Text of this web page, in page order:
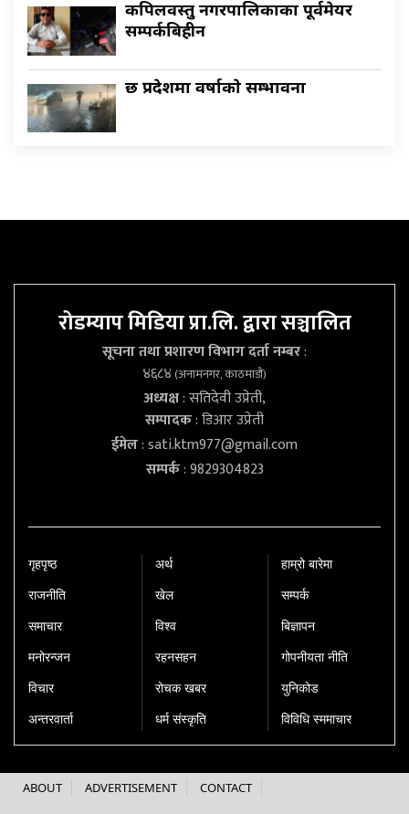
कपिलवस्तु नगरपालिकाका पूर्वमेयर
सम्पर्कबिहीन
छ प्रदेशमा वर्षाकाे सम्भावना
रोडम्याप मिडिया प्रा.लि. द्वारा सञ्चालित
सूचना तथा प्रशारण विभाग दर्ता नम्बर:
४६८४(अनामनगर, काठमाडौं)
अध्यक्ष: सतिदेवी उप्रेती,
सम्पादक: डिआर उप्रेती
ईमेल:sati.ktm977@gmail.com
सम्पर्क: 9829304823
गृहपृष्‍ठ
राजनीति
समाचार
मनोरन्जन
विचार
अन्तरवार्ता
अर्थ
खेल
विश्व
रहनसहन
रोचक खबर
धर्म संस्कृति
हाम्रो बारेमा
सम्पर्क
बिज्ञापन
गोपनीयता नीति
युनिकोड
विविधि स्ममाचार
ABOUT ADVERTISEMENT CONTACT